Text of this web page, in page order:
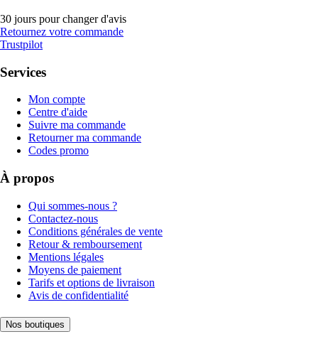
30 jours pour changer d'avis
Retournez votre commande
Trustpilot
Services
Mon compte
Centre d'aide
Suivre ma commande
Retourner ma commande
Codes promo
À propos
Qui sommes-nous ?
Contactez-nous
Conditions générales de vente
Retour & remboursement
Mentions légales
Moyens de paiement
Tarifs et options de livraison
Avis de confidentialité
Nos boutiques